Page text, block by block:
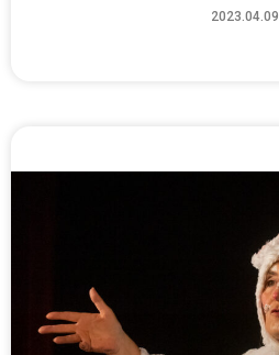
2023.04.09.